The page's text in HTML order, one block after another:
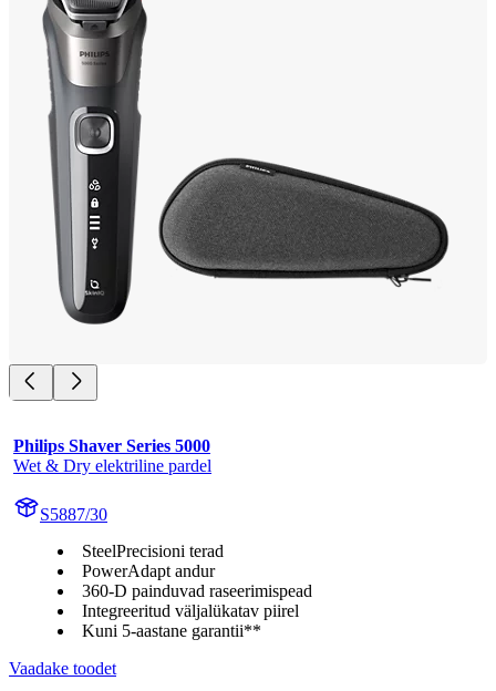
Philips Shaver Series 5000
Wet & Dry elektriline pardel
S5887/30
SteelPrecisioni terad
PowerAdapt andur
360-D painduvad raseerimispead
Integreeritud väljalükatav piirel
Kuni 5-aastane garantii**
Vaadake toodet